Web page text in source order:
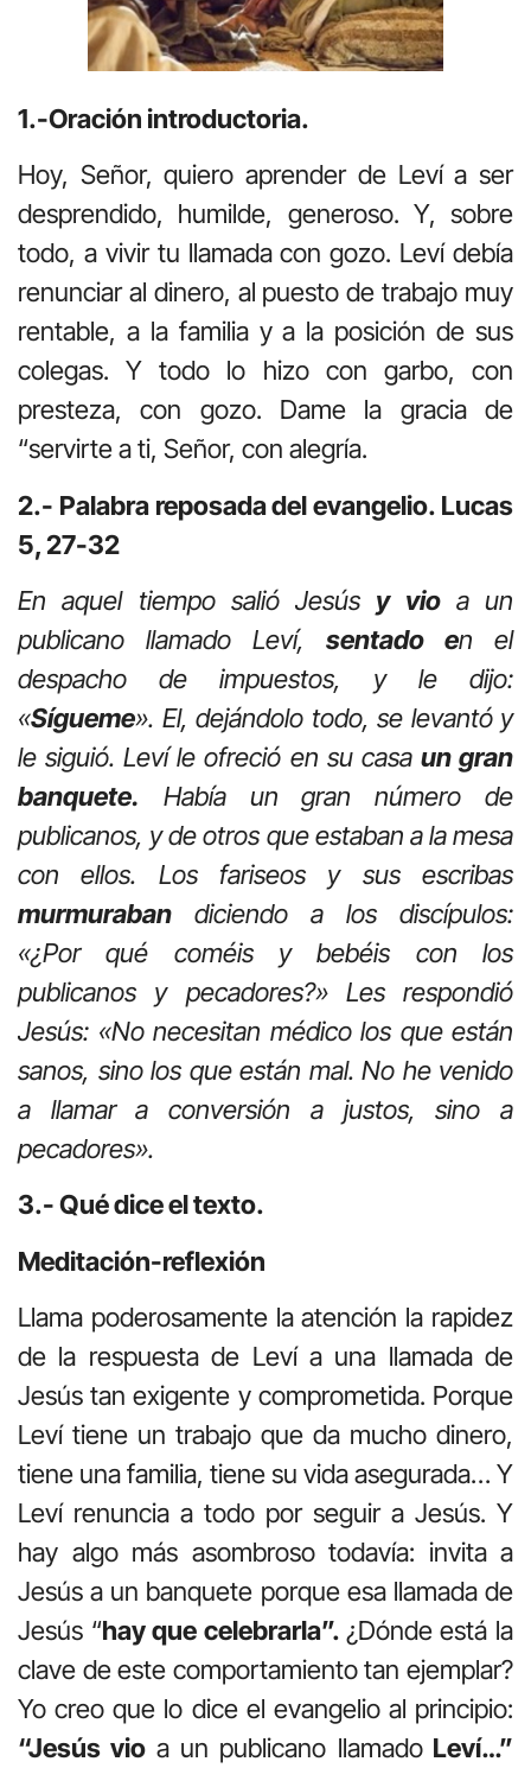
1.-Oración introductoria.
Hoy, Señor, quiero aprender de Leví a ser
desprendido, humilde, generoso. Y, sobre
todo, a vivir tu llamada con gozo. Leví debía
renunciar al dinero, al puesto de trabajo muy
rentable, a la familia y a la posición de sus
colegas. Y todo lo hizo con garbo, con
presteza, con gozo. Dame la gracia de
“servirte a ti, Señor, con alegría.
2.- Palabra reposada del evangelio. Lucas
5, 27-32
En aquel tiempo salió Jesús y vioa un
publicano llamado Leví, sentado en el
despacho de impuestos, y le dijo:
«Sígueme». El, dejándolo todo, se levantó y
le siguió. Leví le ofreció en su casa un gran
banquete. Había un gran número de
publicanos, y de otros que estaban a la mesa
con ellos. Los fariseos y sus escribas
murmuraban diciendo a los discípulos:
«¿Por qué coméis y bebéis con los
publicanos y pecadores?» Les respondió
Jesús: «No necesitan médico los que están
sanos, sino los que están mal. No he venido
a llamar a conversión a justos, sino a
pecadores».
3.- Qué dice el texto.
Meditación-reflexión
Llama poderosamente la atención la rapidez
de la respuesta de Leví a una llamada de
Jesús tan exigente y comprometida. Porque
Leví tiene un trabajo que da mucho dinero,
tiene una familia, tiene su vida asegurada… Y
Leví renuncia a todo por seguir a Jesús. Y
hay algo más asombroso todavía: invita a
Jesús a un banquete porque esa llamada de
Jesús “hay que celebrarla”. ¿Dónde está la
clave de este comportamiento tan ejemplar?
Yo creo que lo dice el evangelio al principio:
“Jesús vio a un publicano llamadoLeví…”